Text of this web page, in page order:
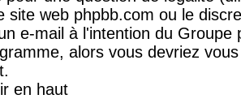
site web phpbb.com ou le
e-mail à l'intention du
alors vous devriez
en haut